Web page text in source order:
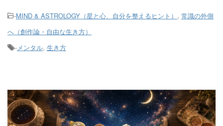
-MIND & ASTROLOGY（星と心、自分を整えるヒント） , 常識の外側
へ（創作論・自由な生き方）
-メンタル, 生き方